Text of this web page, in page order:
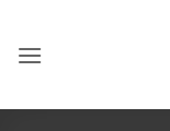
springen